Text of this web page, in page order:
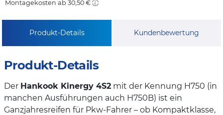
Montagekosten ab 30,50 €
Produkt-Details Kundenbewertung
Produkt-Details
Der Hankook Kinergy 4S2 mit der Kennung H750 (in
manchen Ausführungen auch H750B) ist ein
Ganzjahresreifen für Pkw-Fahrer – ob Kompaktklasse,